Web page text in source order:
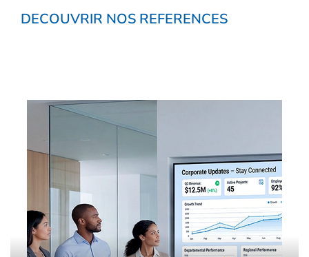
DECOUVRIR NOS REFERENCES